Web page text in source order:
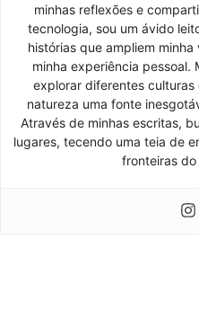
minhas reflexões e
tecnologia, sou um ávido
histórias que ampliem
minha experiência pessoal.
explorar diferentes
natureza uma fonte
Através de minhas escritas,
lugares, tecendo uma teia de
fronteiras